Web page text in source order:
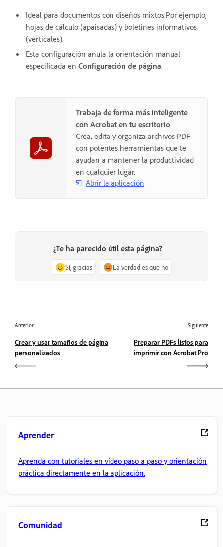
Ideal para documentos con diseños mixtos.Por ejemplo,
hojas de cálculo (apaisadas) y boletines informativos
(verticales).
Esta configuración anula la orientación manual
especificada en Configuración de página.
Trabaja de forma más inteligente
con Acrobat en tu escritorio
Crea, edita y organiza archivos PDF
con potentes herramientas que te
ayudan a mantener la productividad
en cualquier lugar.
Abrir la aplicación
¿Te ha parecido útil esta página?
Sí, gracias La verdad es que no
Anterior
Crear y usar tamaños de página
personalizados
Siguiente
Preparar PDFs listos para
imprimir con Acrobat Pro
Aprender
Aprenda con tutoriales en vídeo paso a paso y orientación
práctica directamente en la aplicación.
Comunidad